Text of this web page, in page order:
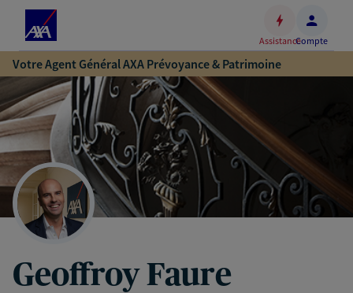
Accéder
au
contenu
principal
Accéder
au
pied
de
page
AssistanceCompte
Votre Agent Général AXA Prévoyance & Patrimoine
Geoffroy Faure